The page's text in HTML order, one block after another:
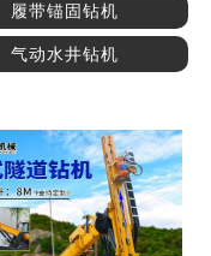
履带锚固钻机
气动水井钻机